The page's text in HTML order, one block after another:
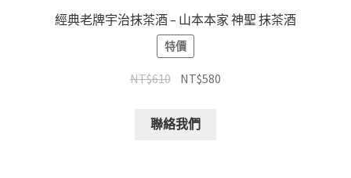
經典老牌宇治抹茶酒 – 山本本家 神聖 抹茶酒
特價
NT$610 NT$580
聯絡我們